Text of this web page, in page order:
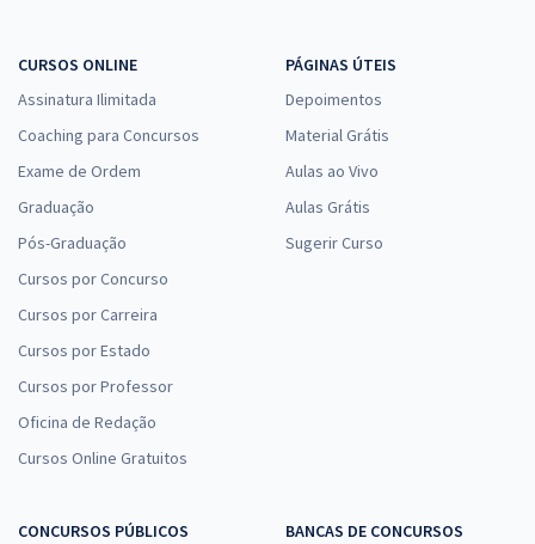
CURSOS ONLINE
Assinatura Ilimitada
Coaching para Concursos
Exame de Ordem
Graduação
Pós-Graduação
Cursos por Concurso
Cursos por Carreira
Cursos por Estado
Cursos por Professor
Oficina de Redação
Cursos Online Gratuitos
PÁGINAS ÚTEIS
Depoimentos
Material Grátis
Aulas ao Vivo
Aulas Grátis
Sugerir Curso
CONCURSOS PÚBLICOS
BANCAS DE CONCURSOS